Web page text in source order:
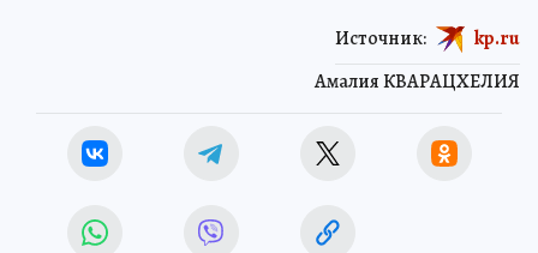
Амалия КВАРАЦХЕЛИЯ
Источник: kp.ru